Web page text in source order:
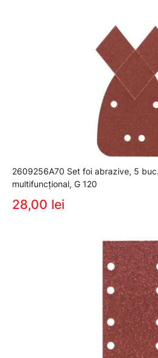
2609256A70 Set foi abrazive, 5
multifuncţional, G 120
28,00 lei